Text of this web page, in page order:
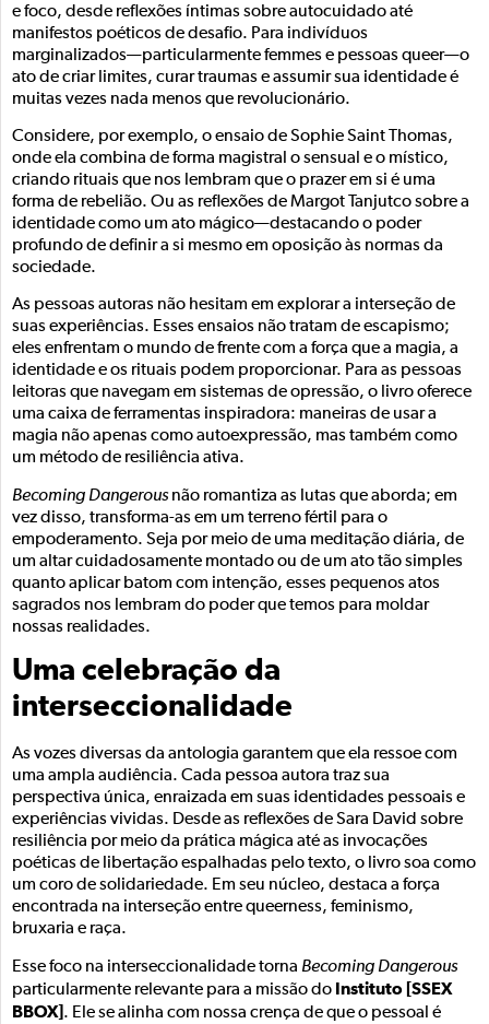
e foco, desde reflexões íntimas sobre autocuidado até
manifestos poéticos de desafio. Para indivíduos
marginalizados—particularmente femmes e pessoas queer—o
ato de criar limites, curar traumas e assumir sua identidade é
muitas vezes nada menos que revolucionário.
Considere, por exemplo, o ensaio de Sophie Saint Thomas,
onde ela combina de forma magistral o sensual e o místico,
criando rituais que nos lembram que o prazer em si é uma
forma de rebelião. Ou as reflexões de Margot Tanjutco sobre a
identidade como um ato mágico—destacando o poder
profundo de definir a si mesmo em oposição às normas da
sociedade.
As pessoas autoras não hesitam em explorar a interseção de
suas experiências. Esses ensaios não tratam de escapismo;
eles enfrentam o mundo de frente com a força que a magia, a
identidade e os rituais podem proporcionar. Para as pessoas
leitoras que navegam em sistemas de opressão, o livro oferece
uma caixa de ferramentas inspiradora: maneiras de usar a
magia não apenas como autoexpressão, mas também como
um método de resiliência ativa.
Becoming Dangerousnão romantiza as lutas que aborda; em
vez disso, transforma-as em um terreno fértil para o
empoderamento. Seja por meio de uma meditação diária, de
um altar cuidadosamente montado ou de um ato tão simples
quanto aplicar batom com intenção, esses pequenos atos
sagrados nos lembram do poder que temos para moldar
nossas realidades.
Uma celebração da
interseccionalidade
As vozes diversas da antologia garantem que ela ressoe com
uma ampla audiência. Cada pessoa autora traz sua
perspectiva única, enraizada em suas identidades pessoais e
experiências vividas. Desde as reflexões de Sara David sobre
resiliência por meio da prática mágica até as invocações
poéticas de libertação espalhadas pelo texto, o livro soa como
um coro de solidariedade. Em seu núcleo, destaca a força
encontrada na interseção entre queerness, feminismo,
bruxaria e raça.
Esse foco na interseccionalidade torna Becoming Dangerous
particularmente relevante para a missão do Instituto [SSEX
BBOX]. Ele se alinha com nossa crença de que o pessoal é